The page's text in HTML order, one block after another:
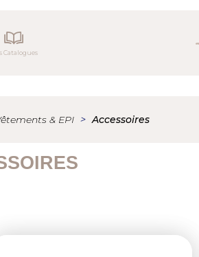
Catalogues
& EPI Accessoires